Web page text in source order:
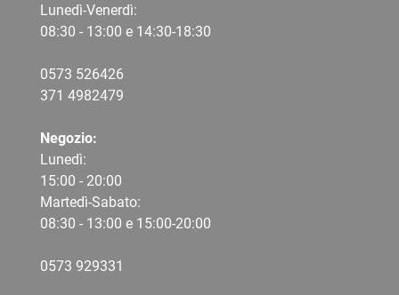
Lunedì-Venerdì:
08:30 - 13:00 e 14:30-18:30
0573 526426
371 4982479
Negozio:
Lunedì:
15:00 - 20:00
Martedì-Sabato:
08:30 - 13:00 e 15:00-20:00
0573 929331